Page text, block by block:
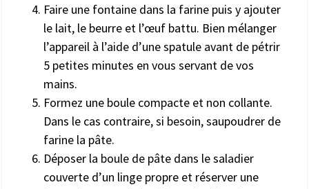
Faire une fontaine dans la farine puis y ajouter
le lait, le beurre et l’œuf battu. Bien mélanger
l’appareil à l’aide d’une spatule avant de pétrir
5 petites minutes en vous servant de vos
mains.
Formez une boule compacte et non collante.
Dans le cas contraire, si besoin, saupoudrer de
farine la pâte.
Déposer la boule de pâte dans le saladier
couverte d’un linge propre et réserver une